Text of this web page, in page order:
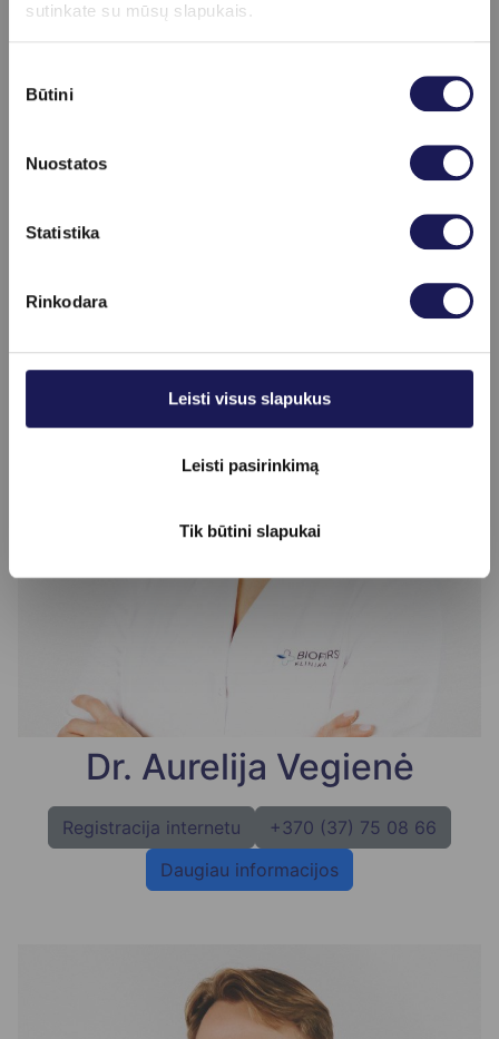
sutinkate su mūsų slapukais.
pasirinkimas
Būtini
Nuostatos
Statistika
Rinkodara
Leisti visus slapukus
Leisti pasirinkimą
Tik būtini slapukai
Registracija internetu
+370 (37) 75 08 66
Dr. Aurelija Vegienė
Registracija internetu
+370 (37) 75 08 66
Daugiau informacijos